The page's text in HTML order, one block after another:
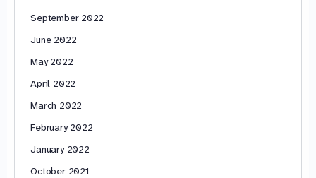
September 2022
June 2022
May 2022
April 2022
March 2022
February 2022
January 2022
October 2021